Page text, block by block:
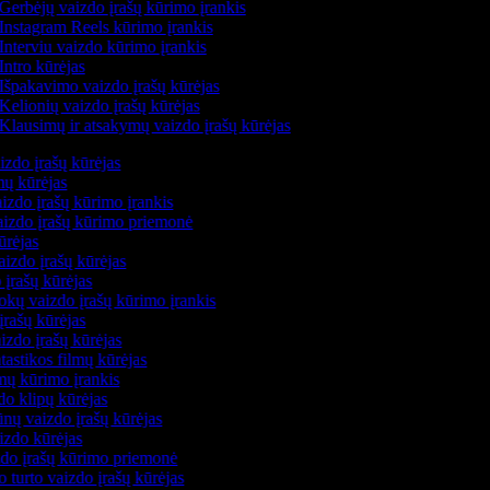
vaizdo įrašų kūrimo įrankis
Reels kūrimo įrankis
vaizdo kūrimo įrankis
kūrėjas
vaizdo įrašų kūrėjas
vaizdo įrašų kūrėjas
ir atsakymų vaizdo įrašų kūrėjas
įrašų kūrėjas
kūrėjas
įrašų kūrimo įrankis
įrašų kūrimo priemonė
įrašų kūrėjas
įrašų kūrėjas
vaizdo įrašų kūrimo įrankis
kūrėjas
įrašų kūrėjas
filmų kūrėjas
kūrimo įrankis
klipų kūrėjas
vaizdo įrašų kūrėjas
kūrėjas
įrašų kūrimo priemonė
turto vaizdo įrašų kūrėjas